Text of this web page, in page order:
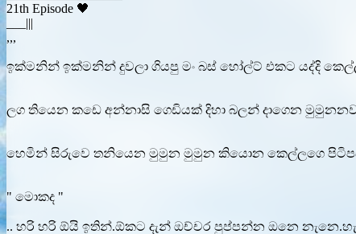
21th Episode 🖤
___|||
,,,
ඉක්මනින් ඉක්මනින් දුවලා ගියපු මං බස් හෝල්ට් එකට යද්දි
ලග තියෙන කඩෙ අන්නාසි ගෙඩියක් දිහා බලන් දාගෙන
හෙමින් සිරුවෙ තනියෙන මුමුන මුමුන කියොන කෙල්ලගෙ
" මොකද "
.. හරි හරි ඕයි ඉතින්.ඕකට දැන් ඔච්චර පුප්පන්න ඔනෙ